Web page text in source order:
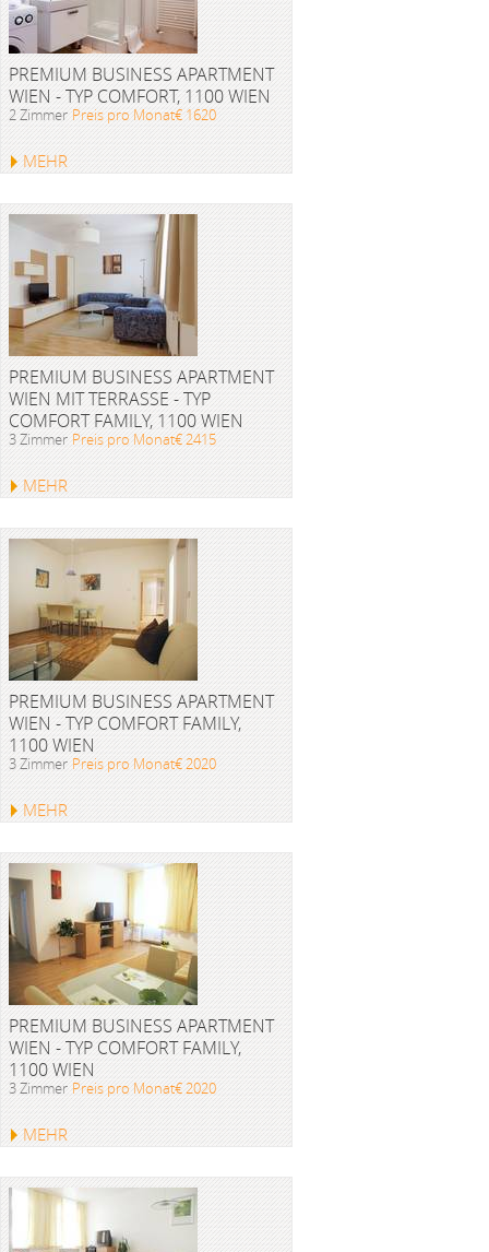
PREMIUM BUSINESS APARTMENT
WIEN - TYP COMFORT, 1100 WIEN
2 Zimmer Preis pro Monat€ 1620
MEHR
PREMIUM BUSINESS APARTMENT
WIEN MIT TERRASSE - TYP
COMFORT FAMILY, 1100 WIEN
3 Zimmer Preis pro Monat€ 2415
MEHR
PREMIUM BUSINESS APARTMENT
WIEN - TYP COMFORT FAMILY,
1100 WIEN
3 Zimmer Preis pro Monat€ 2020
MEHR
PREMIUM BUSINESS APARTMENT
WIEN - TYP COMFORT FAMILY,
1100 WIEN
3 Zimmer Preis pro Monat€ 2020
MEHR